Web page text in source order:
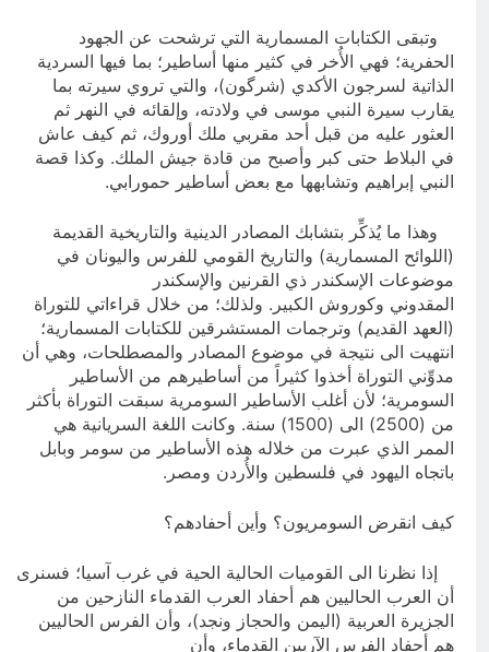
وتبقى الكتابات المسمارية التي ترشحت عن الجهود
الحفرية؛ فهي الأُخر في كثير منها أساطير؛ بما فيها السردية
الذاتية لسرجون الأكدي (شرگون)، والتي تروي سيرته بما
يقارب سيرة النبي موسى في ولادته، وإلقائه في النهر ثم
العثور عليه من قبل أحد مقربي ملك أوروك، ثم كيف عاش
في البلاط حتى كبر وأصبح من قادة جيش الملك. وكذا قصة
النبي إبراهيم وتشابهها مع بعض أساطير حمورابي.
وهذا ما يُذكِّر بتشابك المصادر الدينية والتاريخية القديمة
(اللوائح المسمارية) والتاريخ القومي للفرس واليونان في
موضوعات الإسكندر ذي القرنين والإسكندر
المقدوني وكوروش الكبير. ولذلك؛ من خلال قراءاتي للتوراة
(العهد القديم) وترجمات المستشرقين للكتابات المسمارية؛
انتهيت الى نتيجة في موضوع المصادر والمصطلحات، وهي أن
مدوِّني التوراة أخذوا كثيراً من أساطيرهم من الأساطير
السومرية؛ لأن أغلب الأساطير السومرية سبقت التوراة بأكثر
من (2500) الى (1500) سنة. وكانت اللغة السريانية هي
الممر الذي عبرت من خلاله هذه الأساطير من سومر وبابل
باتجاه اليهود في فلسطين والأُردن ومصر.
كيف انقرض السومريون؟ وأين أحفادهم؟
إذا نظرنا الى القوميات الحالية الحية في غرب آسيا؛ فسنرى
أن العرب الحاليين هم أحفاد العرب القدماء النازحين من
الجزيرة العربية (اليمن والحجاز ونجد)، وأن الفرس الحاليين
هم أحفاد الفرس الآريين القدماء، وأن